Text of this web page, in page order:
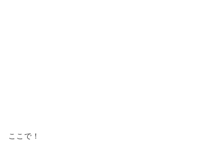
ここで！